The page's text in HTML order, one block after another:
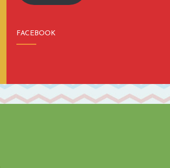
FACEBOOK